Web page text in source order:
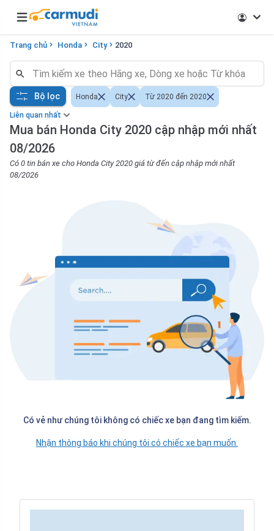
Open main menu
Trang chủ Honda City 2020
Liên quan nhất
Mua bán Honda City 2020 cập nhập mới nhất
08/2026
Có 0 tin bán xe cho Honda City 2020 giá từ đến cập nhập mới nhất
08/2026
Bộ lọc Honda City Từ 2020 đến 2020
Có vẻ như chúng tôi không có chiếc xe bạn đang tìm kiếm.
Nhận thông báo khi chúng tôi có chiếc xe bạn muốn.